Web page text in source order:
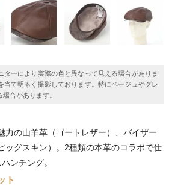
ーにより実際の色と異なって見える場合がありま
当て明るく撮影しております。特にベージュやグレ
合があります。
力の山羊革（ゴートレザー）、バイザー
ッグスキン）。2種類の本革のコラボで仕
ンチング。
ト